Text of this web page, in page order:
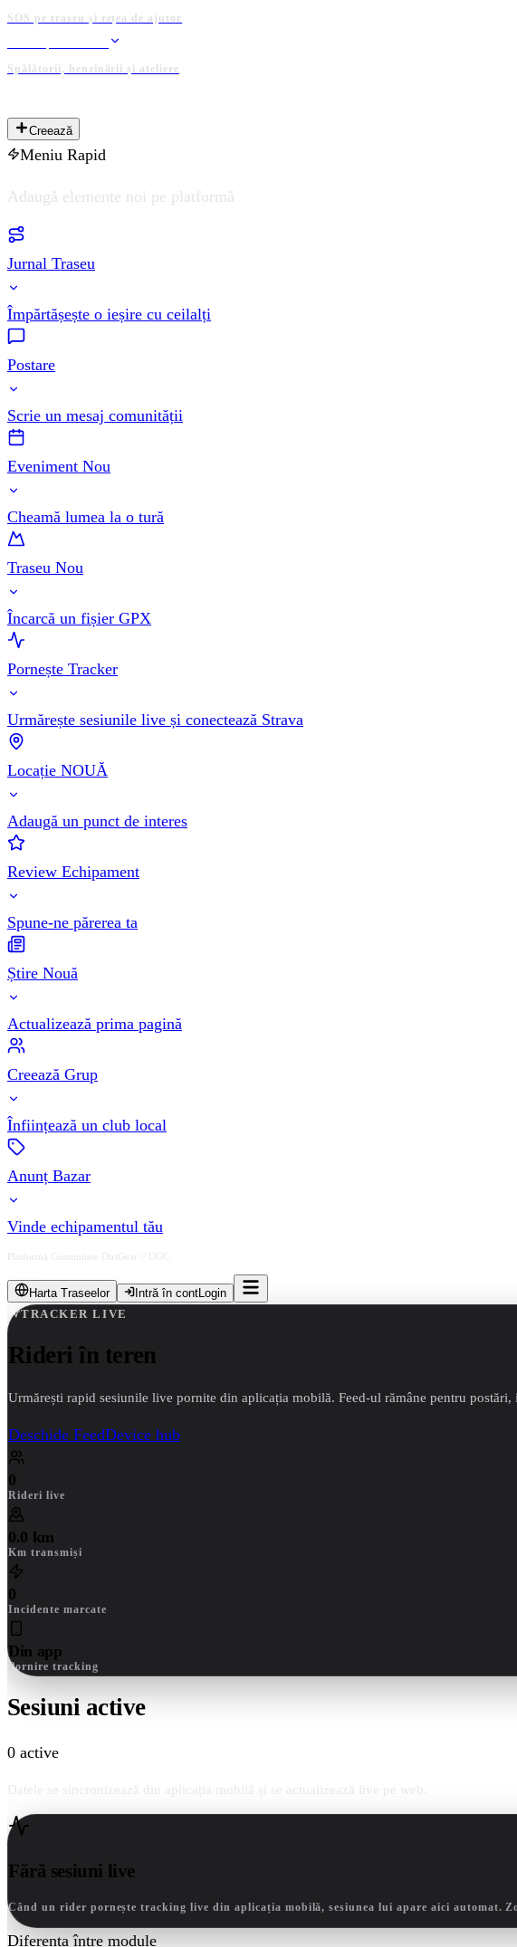
SOS pe traseu și rețea de ajutor
Spălătorii, benzinării și ateliere
Creează
Meniu Rapid
Adaugă elemente noi pe platformă
Jurnal Traseu
Împărtășește o ieșire cu ceilalți
Postare
Scrie un mesaj comunității
Eveniment Nou
Cheamă lumea la o tură
Traseu Nou
Încarcă un fișier GPX
Pornește Tracker
Urmărește sesiunile live și conectează Strava
Locație NOUĂ
Adaugă un punct de interes
Review Echipament
Spune-ne părerea ta
Știre Nouă
Actualizează prima pagină
Creează Grup
Înființează un club local
Anunț Bazar
Vinde echipamentul tău
Platformă Comunitate DirtGear // UGC
Harta Traseelor Intră în contLogin
TRACKER LIVE
Rideri în teren
Urmărești rapid sesiunile live pornite din aplicația mobilă. Feed-ul rămâne pentru
Deschide FeedDevice hub
0
Rideri live
0.0 km
Km transmiși
0
Incidente marcate
Din app
Pornire tracking
Sesiuni active
0 active
Datele se sincronizează din aplicația mobilă și se actualizează live pe web.
Fără sesiuni live
Când un rider pornește tracking live din aplicația mobilă, sesiunea lui apare aici automat.
Diferența între module